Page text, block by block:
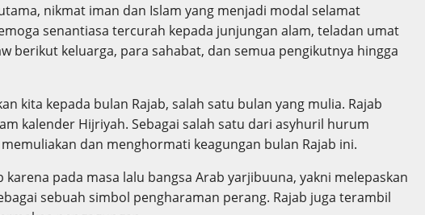
nikmat iman dan Islam yang menjadi modal selamat
senantiasa tercurah kepada junjungan alam, teladan umat
berikut keluarga, para sahabat, dan semua pengikutnya hingga
kita kepada bulan Rajab, salah satu bulan yang mulia. Rajab
kalender Hijriyah. Sebagai salah satu dari asyhuril hurum
dan menghormati keagungan bulan Rajab ini.
karena pada masa lalu bangsa Arab yarjibuuna, yakni melepaskan
sebuah simbol pengharaman perang. Rajab juga terambil